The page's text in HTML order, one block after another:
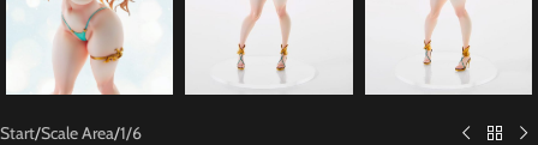
Start/Scale Area/1/6